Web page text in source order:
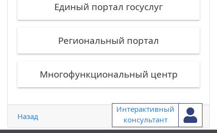
Единый портал госуслуг
Региональный портал
Многофункциональный центр
Назад
Интерактивный
консультант